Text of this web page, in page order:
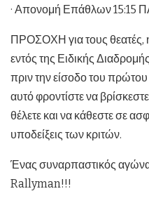
· Απονομή Επάθλων
ΠΡΟΣΟΧΗ για τους θεατές,
εντός της Ειδικής
πριν την είσοδο του πρώτου
αυτό φροντίστε να
θέλετε και να κάθεστε σε
υποδείξεις των κριτών.
Ένας συναρπαστικός
Rallyman!!!